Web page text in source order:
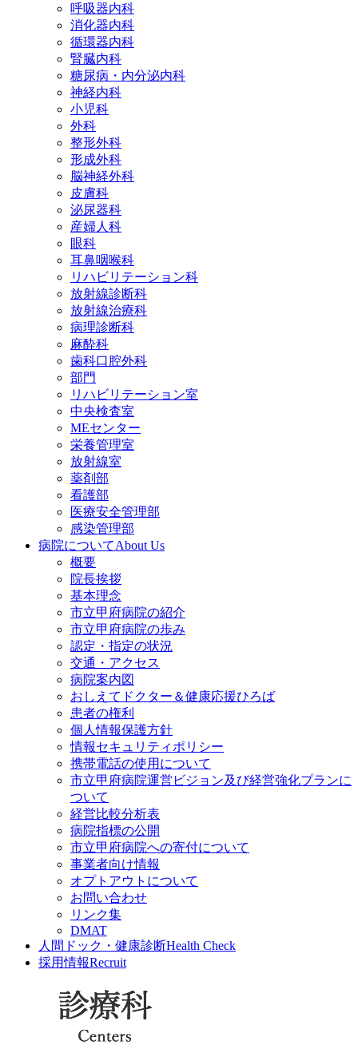
呼吸器内科
消化器内科
循環器内科
腎臓内科
糖尿病・内分泌内科
神経内科
小児科
外科
整形外科
形成外科
脳神経外科
皮膚科
泌尿器科
産婦人科
眼科
耳鼻咽喉科
リハビリテーション科
放射線診断科
放射線治療科
病理診断科
麻酔科
歯科口腔外科
部門
リハビリテーション室
中央検査室
MEセンター
栄養管理室
放射線室
薬剤部
看護部
医療安全管理部
感染管理部
病院についてAbout Us
概要
院長挨拶
基本理念
市立甲府病院の紹介
市立甲府病院の歩み
認定・指定の状況
交通・アクセス
病院案内図
おしえてドクター＆健康応援ひろば
患者の権利
個人情報保護方針
情報セキュリティポリシー
携帯電話の使用について
市立甲府病院運営ビジョン及び経営強化プランに
ついて
経営比較分析表
病院指標の公開
市立甲府病院への寄付について
事業者向け情報
オプトアウトについて
お問い合わせ
リンク集
DMAT
人間ドック・健康診断Health Check
採用情報Recruit